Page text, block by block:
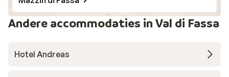
Andere accommodaties in Val di Fassa
Hotel Andreas